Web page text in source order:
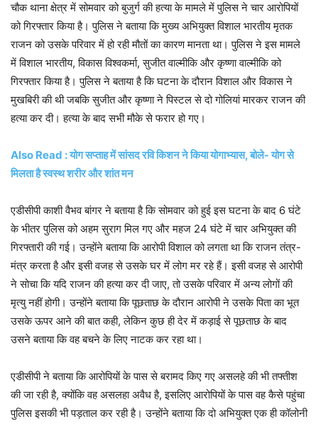
चौक थाना क्षेत्र में सोमवार को बुजुर्ग की हत्या के मामले में पुलिस ने चार आरोपियों
को गिरफ्तार किया है। पुलिस ने बताया कि मुख्य अभियुक्त विशाल भारतीय मृतक
राजन को उसके परिवार में हो रही मौतों का कारण मानता था। पुलिस ने इस मामले
में विशाल भारतीय, विकास विश्वकर्मा, सुजीत वाल्मीकि और कृष्णा वाल्मीकि को
गिरफ्तार किया है। पुलिस ने बताया है कि घटना के दौरान विशाल और विकास ने
मुखबिरी की थी जबकि सुजीत और कृष्णा ने पिस्टल से दो गोलियां मारकर राजन की
हत्या कर दी। हत्या के बाद सभी मौके से फरार हो गए।
Also Read : योग सप्ताह में सांसद रवि किशन ने किया योगाभ्यास, बोले- योग से
मिलता है स्वस्थ शरीर और शांत मन
एडीसीपी काशी वैभव बांगर ने बताया है कि सोमवार को हुई इस घटना के बाद 6 घंटे
के भीतर पुलिस को अहम सुराग मिल गए और महज 24 घंटे में चार अभियुक्त की
गिरफ्तारी की गई। उन्होंने बताया कि आरोपी विशाल को लगता था कि राजन तंत्र-
मंत्र करता है और इसी वजह से उसके घर में लोग मर रहे हैं। इसी वजह से आरोपी
ने सोचा कि यदि राजन की हत्या कर दी जाए, तो उसके परिवार में अन्य लोगों की
मृत्यु नहीं होगी। उन्होंने बताया कि पूछताछ के दौरान आरोपी ने उसके पिता का भूत
उसके ऊपर आने की बात कही, लेकिन कुछ ही देर में कड़ाई से पूछताछ के बाद
उसने बताया कि वह बचने के लिए नाटक कर रहा था।
एडीसीपी ने बताया कि आरोपियों के पास से बरामद किए गए असलहे की भी तफ्तीश
की जा रही है, क्योंकि वह असलहा अवैध है, इसलिए आरोपियों के पास वह कैसे पहुंचा
पुलिस इसकी भी पड़ताल कर रही है। उन्होंने बताया कि दो अभियुक्त एक ही कॉलोनी